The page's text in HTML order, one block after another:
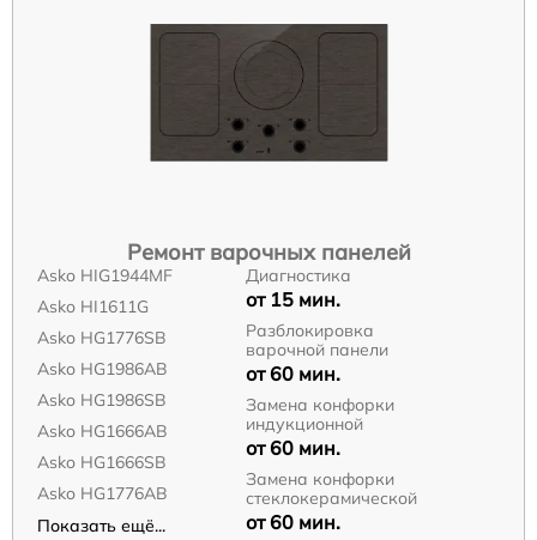
Ремонт варочных панелей
Asko HIG1944MF
Asko HI1611G
Asko HG1776SB
Asko HG1986AB
Asko HG1986SB
Asko HG1666AB
Asko HG1666SB
Asko HG1776AB
Показать ещё...
Диагностика
от 15 мин.
Разблокировка
варочной панели
от 60 мин.
Замена конфорки
индукционной
от 60 мин.
Замена конфорки
стеклокерамической
от 60 мин.